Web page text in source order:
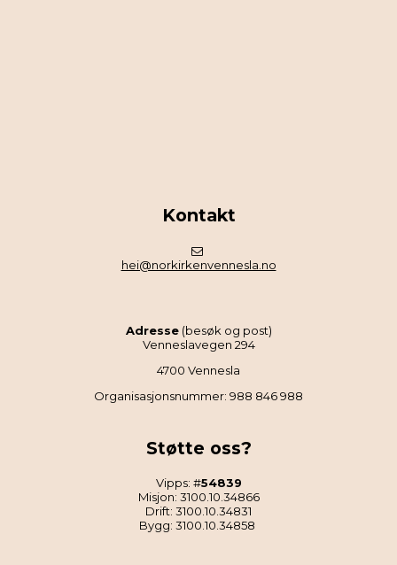
Kontakt
hei@norkirkenvennesla.no
Adresse(besøk og post)
Venneslavegen 294
4700 Vennesla
Organisasjonsnummer: 988 846 988
Støtte oss?
Vipps: #54839
Misjon: 3100.10.34866
Drift: 3100.10.34831
Bygg: 3100.10.34858